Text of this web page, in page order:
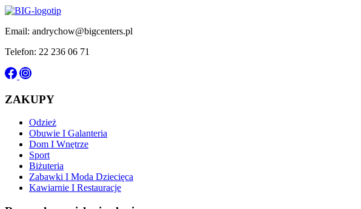
Email: andrychow@bigcenters.pl
Telefon: 22 236 06 71
ZAKUPY
Odzież
Obuwie I Galanteria
Dom I Wnętrze
Sport
Biżuteria
Zabawki I Moda Dziecięca
Kawiarnie I Restauracje